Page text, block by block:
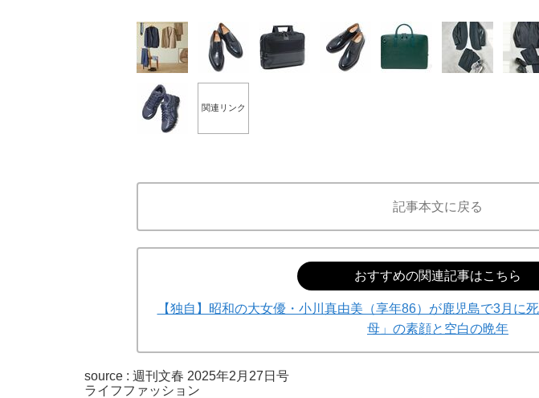
《VIVANT》頼れる相棒・ドラムが認めた“照ノ富士に激怒され...
「90%は失敗する。でも…」本田圭佑が初めて明かした日本代表監督に...
関連リンク
記事本文に戻る
おすすめの関連記事はこちら
【独自】昭和の大女優・小川真由美（享年86）が鹿児島で3月
母」の素顔と空白の晩年
source : 週刊文春 2025年2月27日号
ライフファッション